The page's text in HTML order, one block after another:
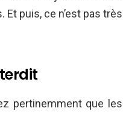
puis, ce n’est pas très
pertinemment que les